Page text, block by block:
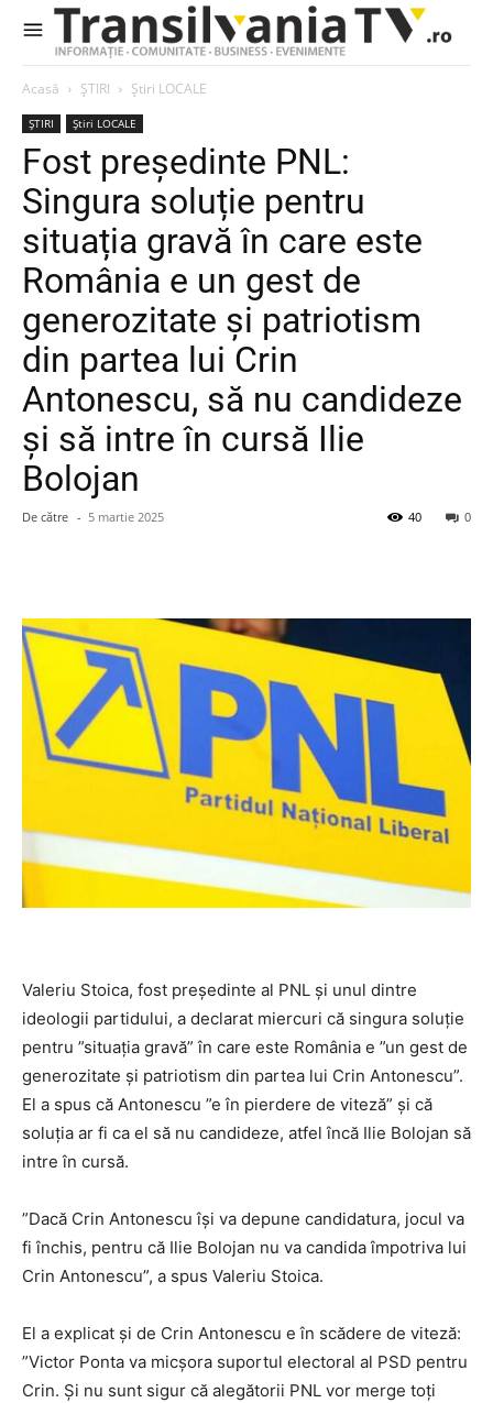
Acasă ȘTIRI Știri LOCALE
ȘTIRI Știri LOCALE
Fost președinte PNL:
Singura soluție pentru
situația gravă în care este
România e un gest de
generozitate și patriotism
din partea lui Crin
Antonescu, să nu candideze
și să intre în cursă Ilie
Bolojan
De către - 5 martie 2025 0
40
Valeriu Stoica, fost președinte al PNL și unul dintre
ideologii partidului, a declarat miercuri că singura soluție
pentru ”situația gravă” în care este România e ”un gest de
generozitate și patriotism din partea lui Crin Antonescu”.
El a spus că Antonescu ”e în pierdere de viteză” și că
soluția ar fi ca el să nu candideze, atfel încă Ilie Bolojan să
intre în cursă.
”Dacă Crin Antonescu își va depune candidatura, jocul va
fi închis, pentru că Ilie Bolojan nu va candida împotriva lui
Crin Antonescu”, a spus Valeriu Stoica.
El a explicat și de Crin Antonescu e în scădere de viteză:
”Victor Ponta va micșora suportul electoral al PSD pentru
Crin. Și nu sunt sigur că alegătorii PNL vor merge toți